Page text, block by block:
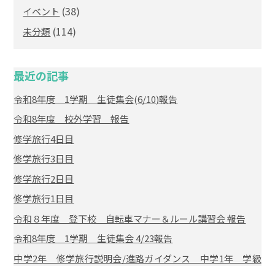
イベント (38)
未分類 (114)
最近の記事
令和8年度 1学期 生徒集会(6/10)報告
令和8年度 校外学習 報告
修学旅行4日目
修学旅行3日目
修学旅行2日目
修学旅行1日目
令和８年度 登下校 自転車マナー＆ルール講習会 報告
令和8年度 1学期 生徒集会 4/23報告
中学2年 修学旅行説明会/進路ガイダンス 中学1年 学級